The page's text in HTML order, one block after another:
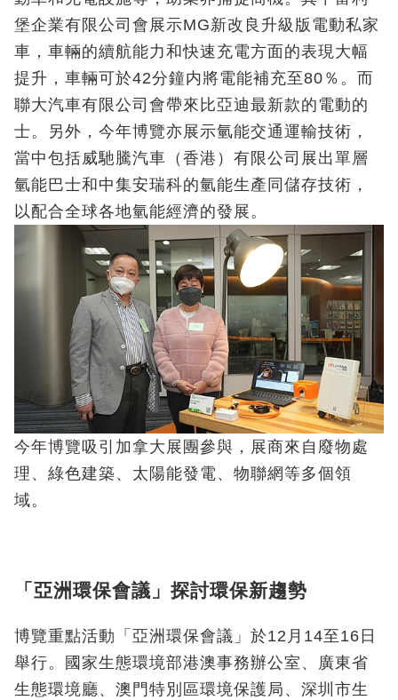
堡企業有限公司會展示MG新改良升級版電動私家
車，車輛的續航能力和快速充電方面的表現大幅
提升，車輛可於42分鐘内將電能補充至80％。而
聯大汽車有限公司會帶來比亞迪最新款的電動的
士。另外，今年博覽亦展示氫能交通運輸技術，
當中包括威馳騰汽車（香港）有限公司展出單層
氫能巴士和中集安瑞科的氫能生產同儲存技術，
以配合全球各地氫能經濟的發展。
今年博覽吸引加拿大展團參與，展商來自廢物處
理、綠色建築、太陽能發電、物聯網等多個領
域。
「亞洲環保會議」探討環保新趨勢
博覽重點活動「亞洲環保會議」於12月14至16日
舉行。國家生態環境部港澳事務辦公室、廣東省
生態環境廳、澳門特別區環境保護局、深圳市生